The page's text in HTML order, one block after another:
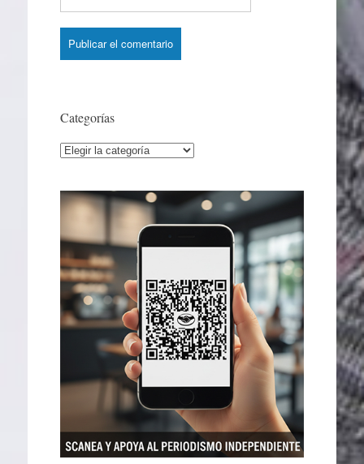
Categorías
Categorías